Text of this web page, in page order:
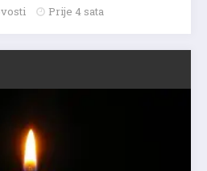
Prije 4 sata